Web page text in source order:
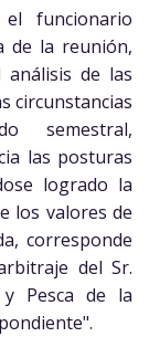
funcionario
de la reunión,
análisis de las
circunstancias
semestral,
las posturas
logrado la
los valores de
corresponde
del Sr.
y Pesca de la